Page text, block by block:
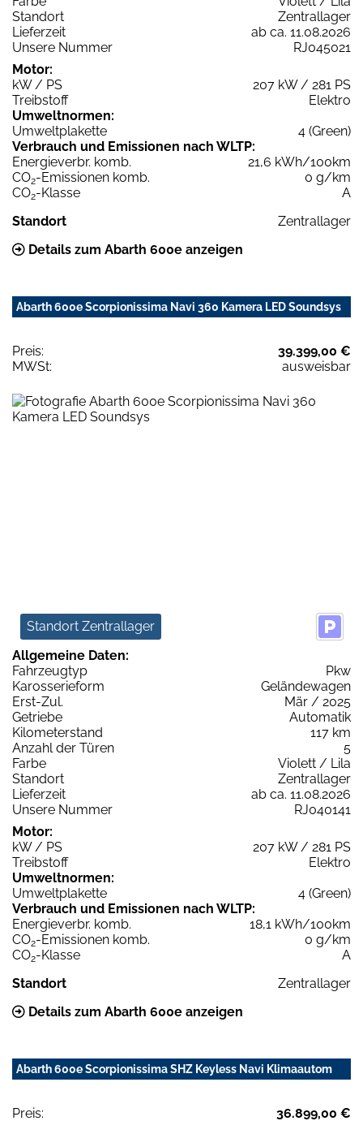
Standort
Zentrallager
Lieferzeit
ab ca. 11.08.2026
Unsere Nummer
RJ045021
Motor:
kW / PS
207 kW / 281 PS
Treibstoff
Elektro
Umweltnormen:
Umweltplakette
4 (Green)
Verbrauch und Emissionen nach WLTP:
Energieverbr. komb.
21,6 kWh/100km
CO2-Emissionen komb.
0 g/km
CO2-Klasse
A
Standort
Zentrallager
Details zum Abarth 600e anzeigen
Abarth 600e Scorpionissima Navi 360 Kamera LED Soundsys
Preis:
39.399,00 €
MWSt:
ausweisbar
Standort Zentrallager
Allgemeine Daten:
Fahrzeugtyp
Pkw
Karosserieform
Geländewagen
Erst-Zul.
Mär / 2025
Getriebe
Automatik
Kilometerstand
117 km
Anzahl der Türen
5
Farbe
Violett / Lila
Standort
Zentrallager
Lieferzeit
ab ca. 11.08.2026
Unsere Nummer
RJ040141
Motor:
kW / PS
207 kW / 281 PS
Treibstoff
Elektro
Umweltnormen:
Umweltplakette
4 (Green)
Verbrauch und Emissionen nach WLTP:
Energieverbr. komb.
18,1 kWh/100km
CO2-Emissionen komb.
0 g/km
CO2-Klasse
A
Standort
Zentrallager
Details zum Abarth 600e anzeigen
Abarth 600e Scorpionissima SHZ Keyless Navi Klimaautom
Preis: 36.899,00 €